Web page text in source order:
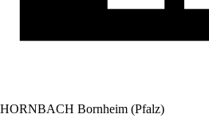
HORNBACH Bornheim (Pfalz)